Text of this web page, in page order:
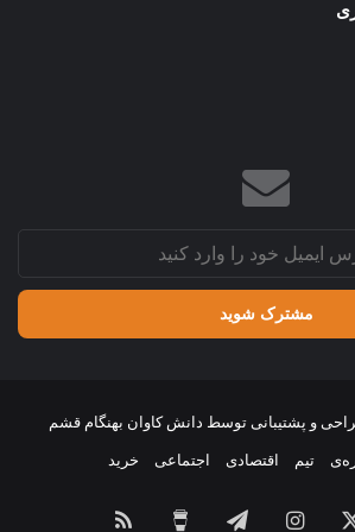
و پشتیبانی توسط دانش کاوان بهنگام قشم
تیم اقتصادی اجتماعی خرید
اینستاگرامتلگرام برای خوراک